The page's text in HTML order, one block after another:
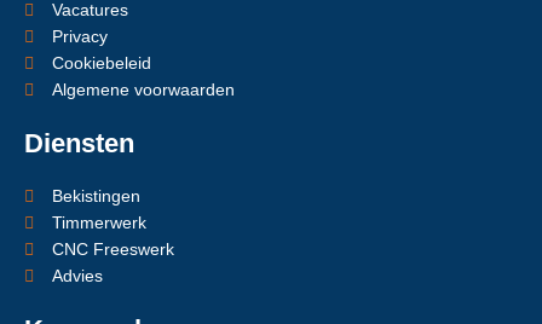
Vacatures
Privacy
Cookiebeleid
Algemene voorwaarden
Diensten
Bekistingen
Timmerwerk
CNC Freeswerk
Advies